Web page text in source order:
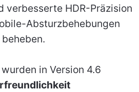
verbesserte HDR-Präzision
Absturzbehebungen
in Version 4.6